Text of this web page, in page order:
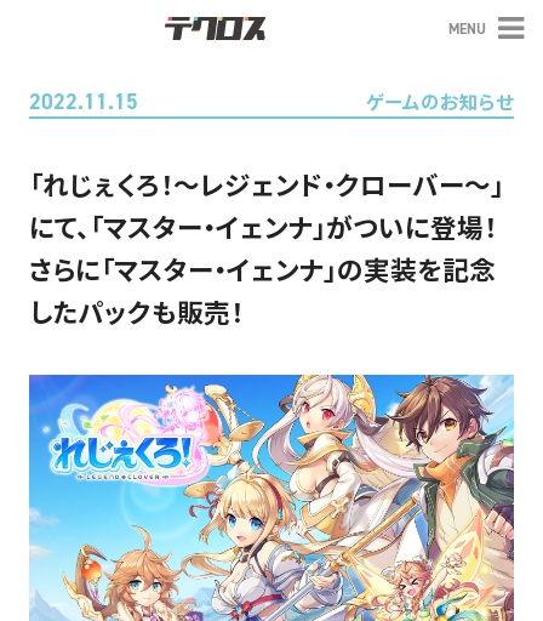
MENU
2022.11.15 ゲームのお知らせ
「れじぇくろ！～レジェンド・クローバー～」
にて、「マスター・イェンナ」がついに登場！
さらに「マスター・イェンナ」の実装を記念
したパックも販売！